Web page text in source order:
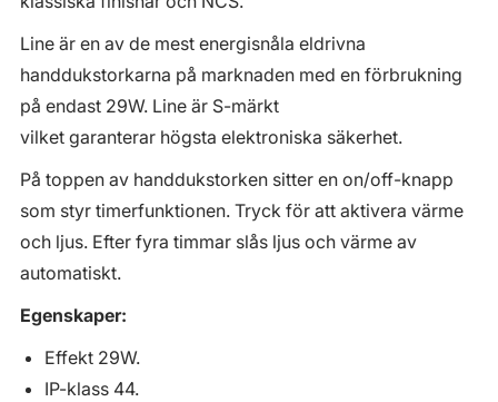
Line är en av de mest energisnåla eldrivna
handdukstorkarna på marknaden med en förbrukning
på endast 29W. Line är S-märkt
vilket garanterar högsta elektroniska säkerhet.
På toppen av handdukstorken sitter en on/off-knapp
som styr timerfunktionen. Tryck för att aktivera värme
och ljus. Efter fyra timmar slås ljus och värme av
automatiskt.
Egenskaper:
Effekt 29W.
IP-klass 44.